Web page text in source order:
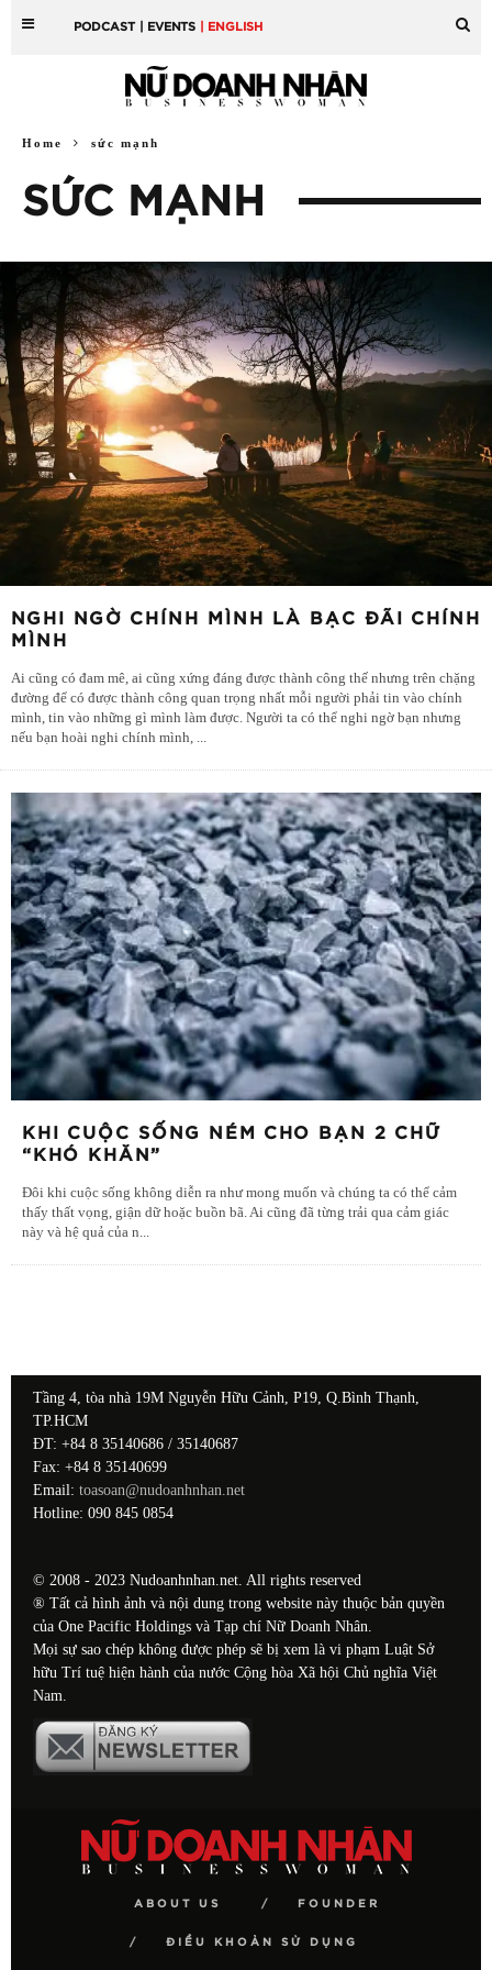
PODCAST | EVENTS | ENGLISH
Home sức mạnh
SỨC MẠNH
NGHI NGỜ CHÍNH MÌNH LÀ BẠC ĐÃI CHÍNH
MÌNH
Ai cũng có đam mê, ai cũng xứng đáng được thành công thế nhưng trên chặng
đường để có được thành công quan trọng nhất mỗi người phải tin vào chính
mình, tin vào những gì mình làm được. Người ta có thể nghi ngờ bạn nhưng
nếu bạn hoài nghi chính mình, ...
KHI CUỘC SỐNG NÉM CHO BẠN 2 CHỮ
“KHÓ KHĂN”
Đôi khi cuộc sống không diễn ra như mong muốn và chúng ta có thể cảm
thấy thất vọng, giận dữ hoặc buồn bã. Ai cũng đã từng trải qua cảm giác
này và hệ quả của n...
Tầng 4, tòa nhà 19M Nguyễn Hữu Cảnh, P19, Q.Bình Thạnh,
TP.HCM
ĐT: +84 8 35140686 / 35140687
Fax: +84 8 35140699
Email: toasoan@nudoanhnhan.net
Hotline: 090 845 0854
© 2008 - 2023 Nudoanhnhan.net. All rights reserved
® Tất cả hình ảnh và nội dung trong website này thuộc bản quyền
của One Pacific Holdings và Tạp chí Nữ Doanh Nhân.
Mọi sự sao chép không được phép sẽ bị xem là vi phạm Luật Sở
hữu Trí tuệ hiện hành của nước Cộng hòa Xã hội Chủ nghĩa Việt
Nam.
ABOUT US FOUNDER
ĐIỀU KHOẢN SỬ DỤNG